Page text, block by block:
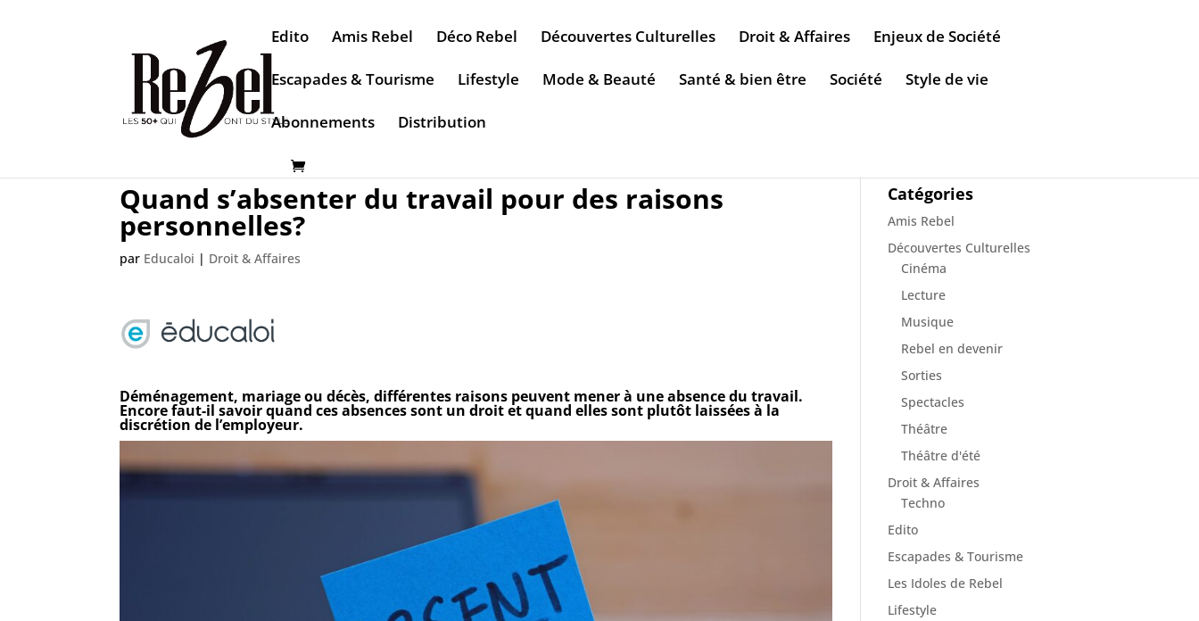
Edito Amis Rebel Déco Rebel Découvertes Culturelles Droit & Affaires Enjeux de Société
Escapades & Tourisme Lifestyle Mode & Beauté Santé & bien être Société Style de vie
Abonnements Distribution
Quand s’absenter du travail pour des raisons
personnelles?
par Educaloi | Droit & Affaires
Déménagement, mariage ou décès, différentes raisons peuvent mener à une absence du travail.
Encore faut-il savoir quand ces absences sont un droit et quand elles sont plutôt laissées à la
discrétion de l’employeur.
Catégories
Amis Rebel
Découvertes Culturelles
Cinéma
Lecture
Musique
Rebel en devenir
Sorties
Spectacles
Théâtre
Théâtre d'été
Droit & Affaires
Techno
Edito
Escapades & Tourisme
Les Idoles de Rebel
Lifestyle